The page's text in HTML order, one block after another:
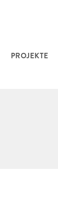
PROJEKTE